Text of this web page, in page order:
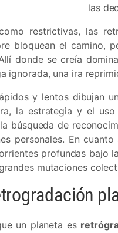
las
restrictivas, las
bloquean el camino,
donde se creía
ignorada, una ira
y lentos dibujan
la estrategia y el
búsqueda de
personales. En cuanto
profundas bajo
mutaciones
un planeta es